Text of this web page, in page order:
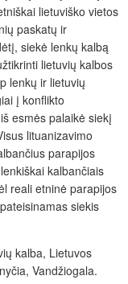
lietuviško vietos
paskatų ir
siekė lenkų kalbą
lietuvių kalbos
lenkų ir lietuvių
į konflikto
esmės palaikė siekį
lituanizavimo
parapijos
kalbančiais
reali etninė parapijos
siekis
kalba, Lietuvos
Vandžiogala.